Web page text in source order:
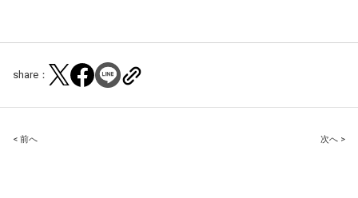
share：
Post
< 前へ 次へ >